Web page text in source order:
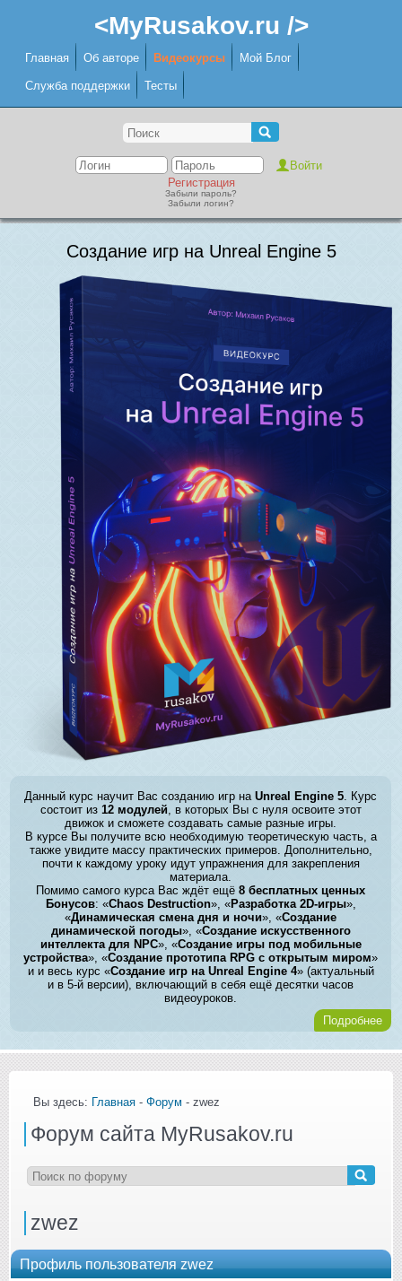
<MyRusakov.ru />
Главная Об авторе Видеокурсы Мой Блог
Служба поддержки Тесты
Регистрация
Забыли пароль?
Забыли логин?
Создание игр на Unreal Engine 5
Данный курс научит Вас созданию игр наUnreal Engine 5 . Курс
состоит из 12 модулей, в которых Вы с нуля освоите этот
движок и сможете создавать самые разные игры.
В курсе Вы получите всю необходимую теоретическую часть, а
также увидите массу практических примеров. Дополнительно,
почти к каждому уроку идут упражнения для закрепления
материала.
Помимо самого курса Вас ждёт ещё8 бесплатных ценных
Бонусов: «Chaos Destruction», «Разработка 2D-игры»,
«Динамическая смена дня и ночи», «Создание
динамической погоды», «Создание искусственного
интеллекта для NPC», «Создание игры под мобильные
устройства», «Создание прототипа RPG с открытым миром»
и и весь курс «Создание игр на Unreal Engine 4» (актуальный
и в 5-й версии), включающий в себя ещё десятки часов
видеоуроков.
Подробнее
Вы здесь: Главная - Форум - zwez
Форум сайта MyRusakov.ru
zwez
Профиль пользователя zwez